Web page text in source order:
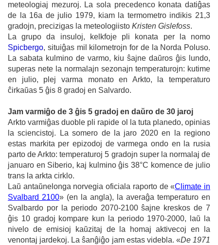
meteologiaj mezuroj. La sola precedenco konata datiĝas
de la 16a de julio 1979, kiam la termometro indikis 21,3
gradojn, precizigas la meteologiisto Kristen Gislefoss.
La grupo da insuloj, kelkfoje pli konata per la nomo
Spicbergo, situiĝas mil kilometrojn for de la Norda Poluso.
La sabata kulmino de varmo, kiu ŝajne daŭros ĝis lundo,
superas nete la normalajn sezonajn temperaturojn: kutime
en julio, plej varma monato en Arkto, la temperaturo
ĉirkaŭas 5 ĝis 8 gradoj en Salvardo.
Jam varmiĝo de 3 ĝis 5 gradoj en daŭro de 30 jaroj
Arkto varmiĝas duoble pli rapide ol la tuta planedo, opinias
la sciencistoj. La somero de la jaro 2020 en la regiono
estas markita per epizodoj de varmega ondo en la rusia
parto de Arkto: temperaturoj 5 gradojn super la normalaj de
januaro en Siberio, kaj kulmino ĝis 38°C komence de julio
trans la arkta cirklo.
Laŭ antaŭnelonga norvegia oficiala raporto de «Climate in
Svalbard 2100» (en la angla), la averaĝa temperaturo en
Svalbardo por la periodo 2070-2100 ŝajne kreskos de 7
ĝis 10 gradoj kompare kun la periodo 1970-2000, laŭ la
nivelo de emisioj kaŭzitaj de la homaj aktivecoj en la
venontaj jardekoj. La ŝanĝiĝo jam estas videbla. «De 1971